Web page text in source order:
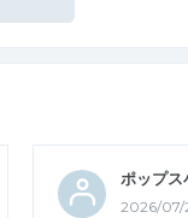
ポップス
2026/07/